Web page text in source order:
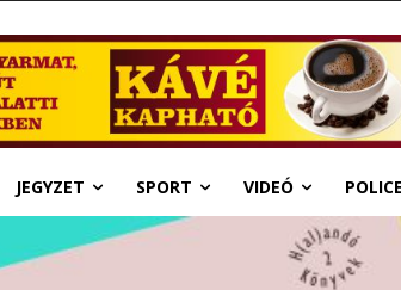
JEGYZET SPORT VIDEÓ